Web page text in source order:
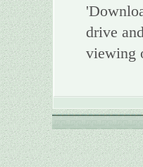
drive
viewing